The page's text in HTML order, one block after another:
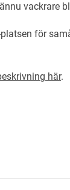
vackrare
för
här.